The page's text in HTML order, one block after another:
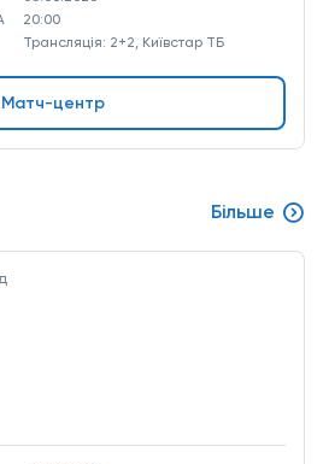
20:00
Трансляція: 2+2, Київстар ТБ
Матч-центр
Більше